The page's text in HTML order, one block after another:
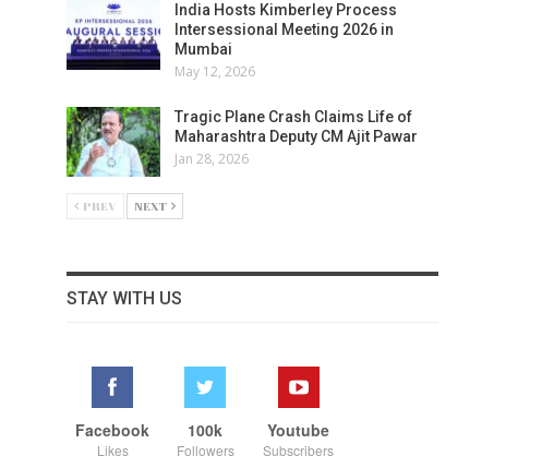
India Hosts Kimberley Process
Intersessional Meeting 2026 in
Mumbai
May 12, 2026
Tragic Plane Crash Claims Life of
Maharashtra Deputy CM Ajit Pawar
Jan 28, 2026
PREV NEXT
STAY WITH US
Facebook
Likes
100k
Followers
Youtube
Subscribers